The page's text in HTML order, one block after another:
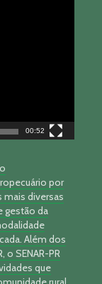
00:52
por
mais diversas
gestão da
Além dos
o SENAR-PR
que